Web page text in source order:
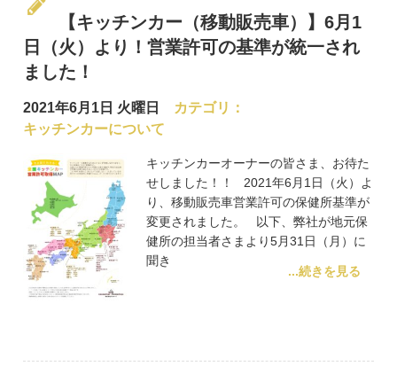
【キッチンカー（移動販売車）】6月1
日（火）より！営業許可の基準が統一され
ました！
2021年6月1日 火曜日
カテゴリ：
キッチンカーについて
キッチンカーオーナーの皆さま、お待た
せしました！！ 2021年6月1日（火）よ
り、移動販売車営業許可の保健所基準が
変更されました。 以下、弊社が地元保
健所の担当者さまより5月31日（月）に
聞き
...続きを見る